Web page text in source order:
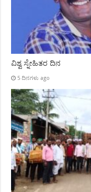
ವಿಶ್ವ ಸ್ನೇಹಿತರ ದಿನ
5 ದಿನಗಳು ago